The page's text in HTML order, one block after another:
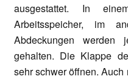
ausgestattet. In
Arbeitsspeicher, im
Abdeckungen werden
gehalten. Die Klappe
sehr schwer öffnen.